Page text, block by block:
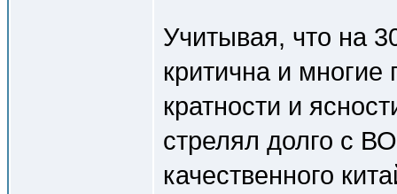
Учитывая, что на
критична и
кратности и
стрелял долго с
качественного